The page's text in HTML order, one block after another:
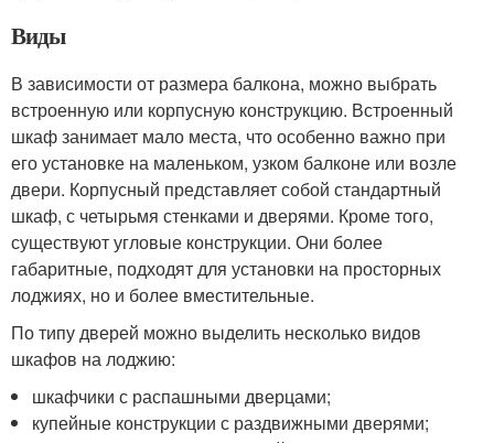
Виды
В зависимости от размера балкона, можно выбрать
встроенную или корпусную конструкцию. Встроенный
шкаф занимает мало места, что особенно важно при
его установке на маленьком, узком балконе или возле
двери. Корпусный представляет собой стандартный
шкаф, с четырьмя стенками и дверями. Кроме того,
существуют угловые конструкции. Они более
габаритные, подходят для установки на просторных
лоджиях, но и более вместительные.
По типу дверей можно выделить несколько видов
шкафов на лоджию:
шкафчики с распашными дверцами;
купейные конструкции с раздвижными дверями;